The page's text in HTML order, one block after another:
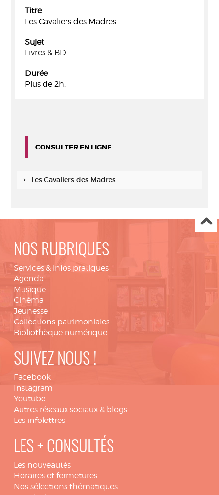
Titre
Les Cavaliers des Madres
Sujet
Livres & BD
Durée
Plus de 2h.
CONSULTER EN LIGNE
Les Cavaliers des Madres
NOS RUBRIQUES
Services & infos pratiques
Agenda
Musique
Cinéma
Jeunesse
Collections patrimoniales
Bibliothèque numérique
SUIVEZ NOUS !
Facebook
Instagram
Youtube
Autres réseaux sociaux & blogs
Les infolettres
LES + CONSULTÉS
Les nouveautés
Horaires et fermetures
Nos sélections thématiques